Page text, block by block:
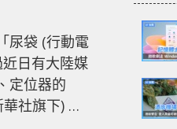
尿袋 (行動電
日有大陸媒
定位器的